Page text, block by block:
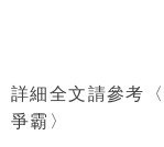
詳細全文請參考〈
爭霸 〉